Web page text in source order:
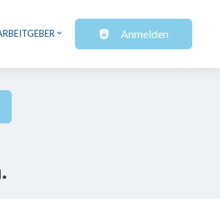
Anmelden